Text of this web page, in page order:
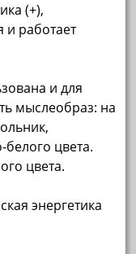
(+),
и работает
и для
мыслеобраз: на
цвета.
цвета.
энергетика